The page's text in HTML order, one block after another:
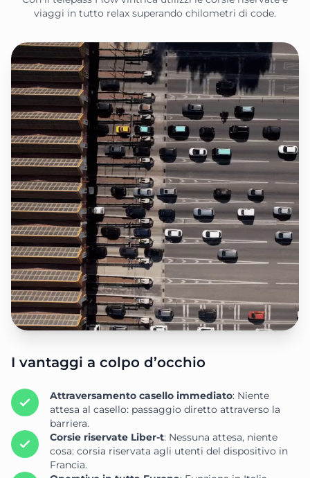
viaggi in tutto relax superando chilometri di code.
I vantaggi a colpo d’occhio
Attraversamento casello immediato: Niente
attesa al casello: passaggio diretto attraverso la
barriera.
Corsie riservate Liber-t: Nessuna attesa, niente
cosa: corsia riservata agli utenti del dispositivo in
Francia.